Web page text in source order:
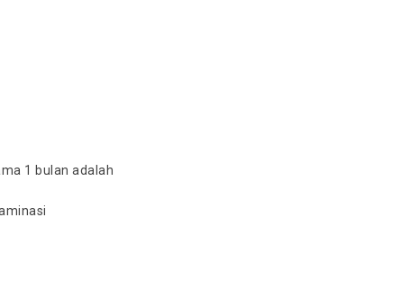
1 bulan adalah